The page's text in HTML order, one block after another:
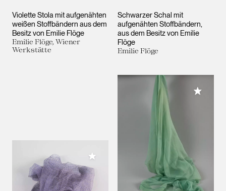
Violette Stola mit aufgenähten
weißen Stoffbändern aus dem
Besitz von Emilie Flöge
Emilie Flöge, Wiener
Werkstätte
Schwarzer Schal mit
aufgenähten Stoffbändern,
aus dem Besitz von Emilie
Flöge
Emilie Flöge
Meiner Sammlung hinzufügen
Meiner